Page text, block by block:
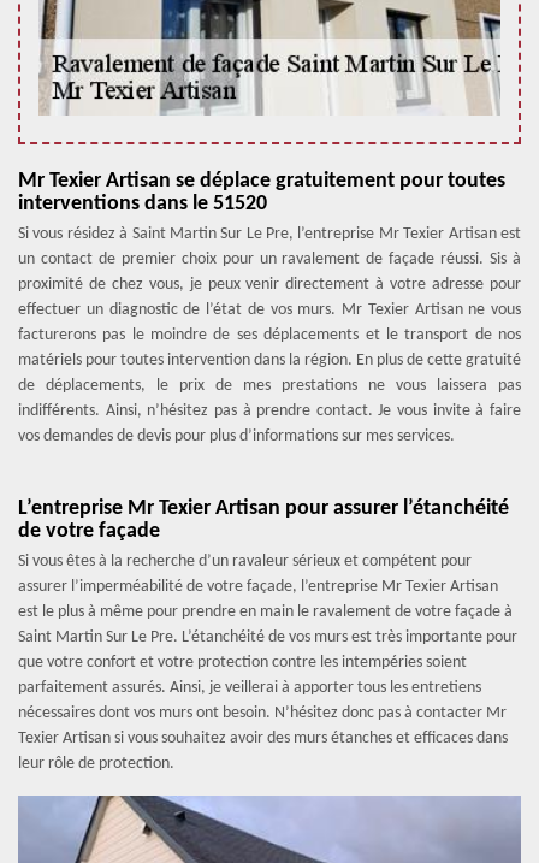
Mr Texier Artisan se déplace gratuitement pour toutes
interventions dans le 51520
Si vous résidez à Saint Martin Sur Le Pre, l’entreprise Mr Texier Artisan est
un contact de premier choix pour un ravalement de façade réussi. Sis à
proximité de chez vous, je peux venir directement à votre adresse pour
effectuer un diagnostic de l’état de vos murs. Mr Texier Artisan ne vous
facturerons pas le moindre de ses déplacements et le transport de nos
matériels pour toutes intervention dans la région. En plus de cette gratuité
de déplacements, le prix de mes prestations ne vous laissera pas
indifférents. Ainsi, n’hésitez pas à prendre contact. Je vous invite à faire
vos demandes de devis pour plus d’informations sur mes services.
L’entreprise Mr Texier Artisan pour assurer l’étanchéité
de votre façade
Si vous êtes à la recherche d’un ravaleur sérieux et compétent pour
assurer l’imperméabilité de votre façade, l’entreprise Mr Texier Artisan
est le plus à même pour prendre en main le ravalement de votre façade à
Saint Martin Sur Le Pre. L’étanchéité de vos murs est très importante pour
que votre confort et votre protection contre les intempéries soient
parfaitement assurés. Ainsi, je veillerai à apporter tous les entretiens
nécessaires dont vos murs ont besoin. N’hésitez donc pas à contacter Mr
Texier Artisan si vous souhaitez avoir des murs étanches et efficaces dans
leur rôle de protection.